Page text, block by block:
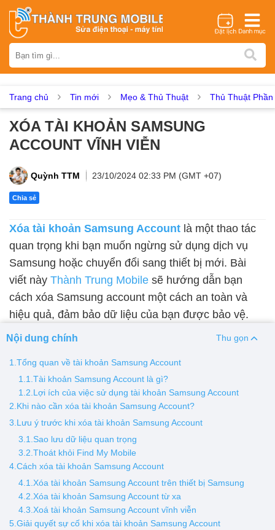
iPhone Samsung Oppo Xiaomi Realme Vivo
Asus Sony Vertu LG Tecno
Dịch vụ sửa chữa
Thay loa Thay kính lưng Thay vỏ Thay chân sạc
Màn hình Xiaomi Màn hình Realme Màn hình Vivo
Màn hình Vsmart Màn hình Google Pixel
Thay pin
Pin iPhone Pin Samsumg Pin Oppo Pin Xiaomi
Pin Realme
Thay vỏ
Vỏ iPhone Vỏ Samsung
Vỏ Huawei Vỏ Vivo
Trang chủ Tin mới Mẹo & Thủ Thuật Thủ Thuật
XÓA TÀI KHOẢN SAMSUNG
ACCOUNT VĨNH VIỄN
Quỳnh TTM 23/10/2024 02:33 PM (GMT +07)
Chia sẻ
Xóa tài khoản Samsung Account là một thao tác
quan trọng khi bạn muốn ngừng sử dụng dịch vụ
Samsung hoặc chuyển đổi sang thiết bị mới. Bài
viết này Thành Trung Mobile sẽ hướng dẫn bạn
cách xóa Samsung account một cách an toàn và
hiệu quả, đảm bảo dữ liệu của bạn được bảo vệ.
Nội dung chính Thu gọn
1.Tổng quan về tài khoản Samsung Account
1.1.Tài khoản Samsung Account là gì?
1.2.Lợi ích của việc sử dụng tài khoản Samsung Account
2.Khi nào cần xóa tài khoản Samsung Account?
3.Lưu ý trước khi xóa tài khoản Samsung Account
3.1.Sao lưu dữ liệu quan trọng
3.2.Thoát khỏi Find My Mobile
4.Cách xóa tài khoản Samsung Account
4.1.Xóa tài khoản Samsung Account trên thiết bị Samsung
4.2.Xóa tài khoản Samsung Account từ xa
4.3.Xoá tài khoản Samsung Account vĩnh viễn
5.Giải quyết sự cố khi xóa tài khoản Samsung Account